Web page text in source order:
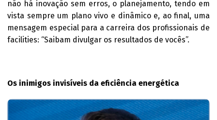
não há inovação sem erros, o planejamento, tendo em
vista sempre um plano vivo e dinâmico e, ao final, uma
mensagem especial para a carreira dos profissionais de
facilities: “Saibam divulgar os resultados de vocês”.
Os inimigos invisíveis da eficiência energética